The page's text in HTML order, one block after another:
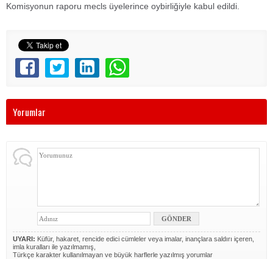
Komisyonun raporu mecls üyelerince oybirliğiyle kabul edildi.
Yorumlar
UYARI: Küfür, hakaret, rencide edici cümleler veya imalar, inançlara saldırı içeren,
imla kuralları ile yazılmamış,
Türkçe karakter kullanılmayan ve büyük harflerle yazılmış yorumlar